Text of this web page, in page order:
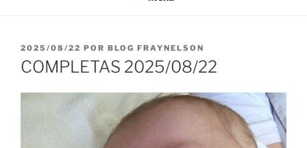
PUBLICADO
EL
2025/08/22 POR BLOG FRAYNELSON
COMPLETAS 2025/08/22